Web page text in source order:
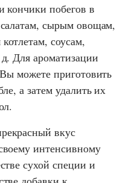
кончики побегов в
сырым овощам,
соусам,
Для ароматизации
можете приготовить
а затем удалить их
вкус
интенсивному
сухой специи и